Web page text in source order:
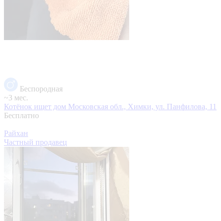
Беспородная
~3 мес.
Котёнок ищет дом Московская обл., Химки, ул. Панфилова, 11
Бесплатно
Райхан
Частный продавец